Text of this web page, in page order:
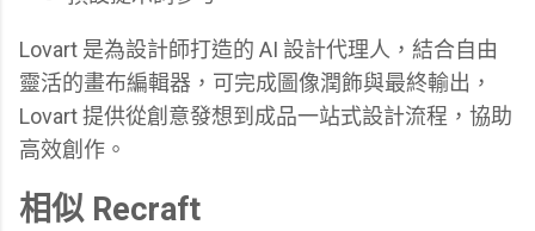
Lovart 是為設計師打造的 AI 設計代理人，結合自由
靈活的畫布編輯器，可完成圖像潤飾與最終輸出，
Lovart 提供從創意發想到成品一站式設計流程，協助
高效創作。
相似 Recraft